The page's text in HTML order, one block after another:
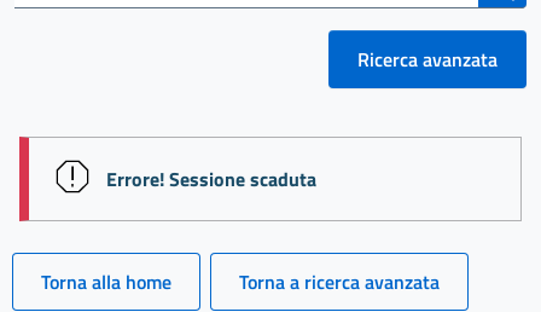
Ricerca avanzata
session id:
Errore! Sessione scaduta
Torna alla home Torna a ricerca avanzata